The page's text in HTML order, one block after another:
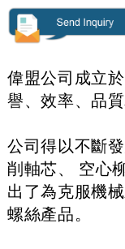
偉盟公司成立
譽、效率、品質
公司得以不斷
削軸芯、 空心
出了為克服機
螺絲產品。